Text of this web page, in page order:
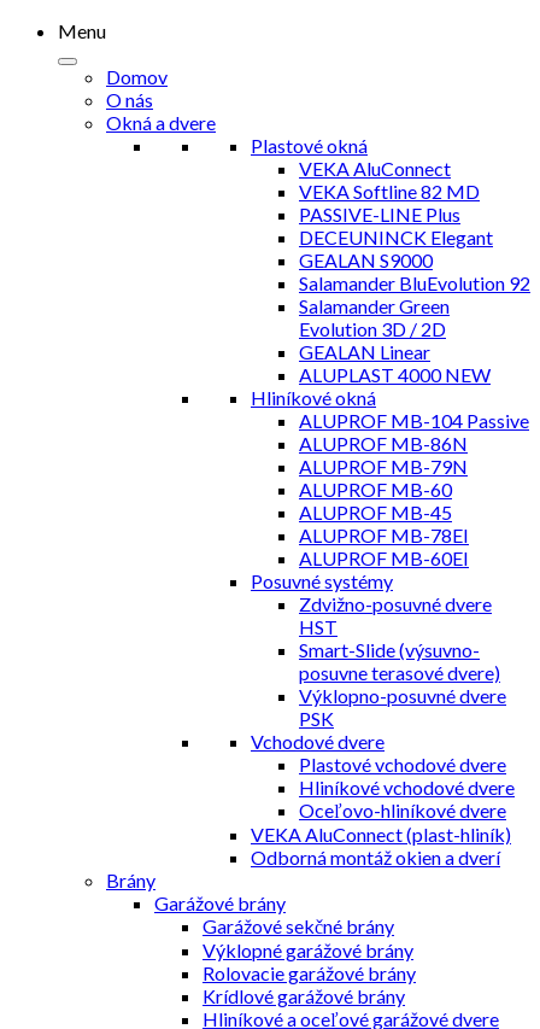
Menu
Domov
O nás
Okná a dvere
Plastové okná
VEKA AluConnect
VEKA Softline 82 MD
PASSIVE-LINE Plus
DECEUNINCK Elegant
GEALAN S9000
Salamander BluEvolution 92
Salamander Green
Evolution 3D / 2D
GEALAN Linear
ALUPLAST 4000 NEW
Hliníkové okná
ALUPROF MB-104 Passive
ALUPROF MB-86N
ALUPROF MB-79N
ALUPROF MB-60
ALUPROF MB-45
ALUPROF MB-78EI
ALUPROF MB-60EI
Posuvné systémy
Zdvižno-posuvné dvere
HST
Smart-Slide (výsuvno-
posuvne terasové dvere)
Výklopno-posuvné dvere
PSK
Vchodové dvere
Plastové vchodové dvere
Hliníkové vchodové dvere
Oceľovo-hliníkové dvere
VEKA AluConnect (plast-hliník)
Odborná montáž okien a dverí
Brány
Garážové brány
Garážové sekčné brány
Výklopné garážové brány
Rolovacie garážové brány
Krídlové garážové brány
Hliníkové a oceľové garážové dvere